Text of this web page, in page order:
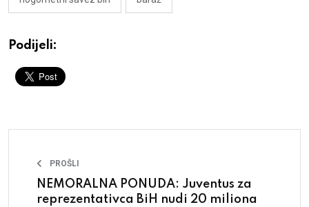
Podijeli:
PROŠLI
NEMORALNA PONUDA: Juventus za
reprezentativca BiH nudi 20 miliona